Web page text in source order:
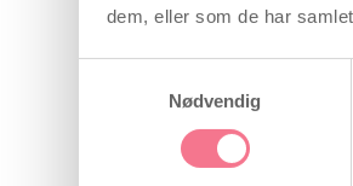
dem, eller som de har
Nødvendig
Siden 1985 har
eggløsningstester til
Clearblue selges i
markedets billigste.